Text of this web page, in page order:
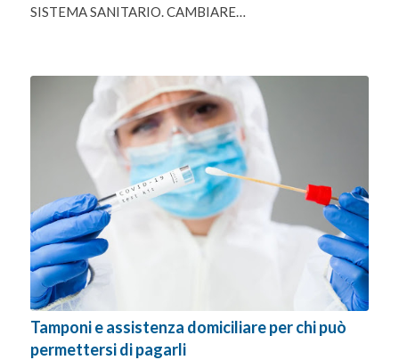
SISTEMA SANITARIO. CAMBIARE…
Tamponi e assistenza domiciliare per chi può
permettersi di pagarli